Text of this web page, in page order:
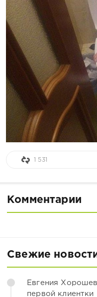
1 531
Комментарии
Свежие новости
Евгения
первой клиентки